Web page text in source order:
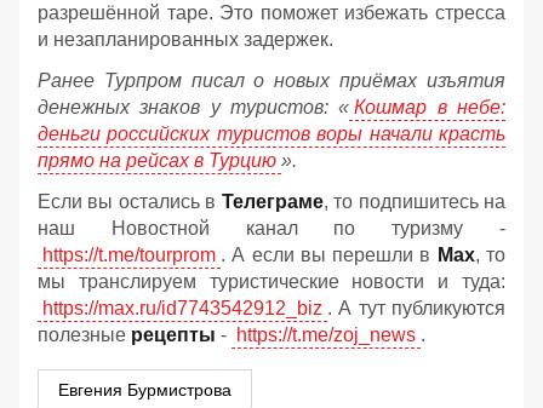
разрешённой таре. Это поможет избежать стресса
и незапланированных задержек.
Ранее Турпром писал о новых приёмах изъятия
денежных знаков у туристов: « Кошмар в небе:
деньги российских туристов воры начали красть
прямо на рейсах в Турцию ».
Если вы остались в Телеграме, то подпишитесь на
наш Новостной канал по туризму -
https://t.me/tourprom . А если вы перешли в Мах, то
мы транслируем туристические новости и туда:
https://max.ru/id7743542912_biz . А тут публикуются
полезные рецепты - https://t.me/zoj_news .
Евгения Бурмистрова